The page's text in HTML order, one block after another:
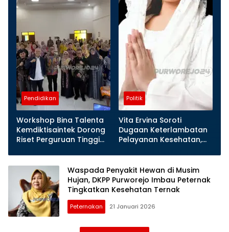
Pendidikan
Workshop Bina Talenta
Kemdiktisaintek Dorong
Riset Perguruan Tinggi
Purworejo
Politik
Vita Ervina Soroti
Dugaan Keterlambatan
Pelayanan Kesehatan,
Penguatan Etika Tenaga
Medis
Waspada Penyakit Hewan di Musim
Hujan, DKPP Purworejo Imbau Peternak
Tingkatkan Kesehatan Ternak
Peternakan 21 Januari 2026